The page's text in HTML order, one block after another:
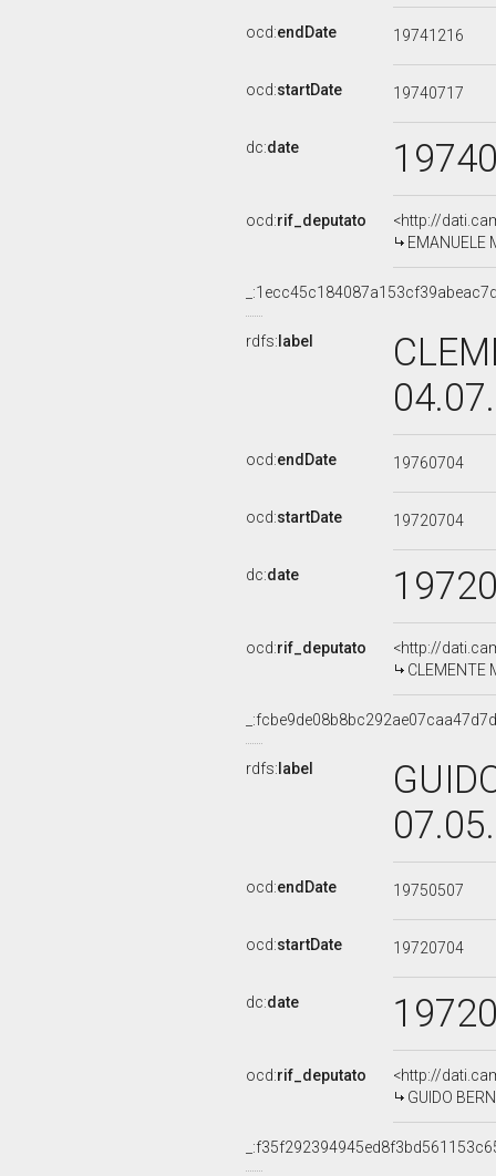
ocd:endDate 19741216
ocd:startDate 19740717
dc:date
ocd:rif_deputato
<http://
EMANUELE
rdfs: label
ocd:endDate 19760704
ocd:startDate 19720704
dc:date
ocd:rif_deputato
<http://
CLEMENTE
rdfs: label
ocd:endDate 19750507
ocd:startDate 19720704
dc:date
ocd:rif_deputato
<http://
GUIDO